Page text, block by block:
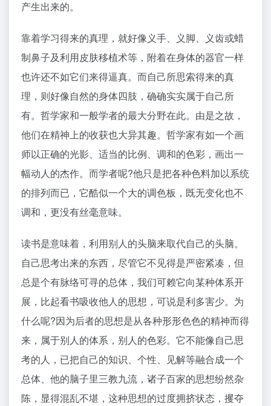
产生出来的。
靠着学习得来的真理，就好像义手、义脚、义齿或蜡
制鼻子及利用皮肤移植术等，附着在身体的器官一样
也许还不如它们来得逼真。而自己所思索得来的真
理，则好像自然的身体四肢，确确实实属于自己所
有。哲学家和一般学者的最大分野在此。由是之故，
他们在精神上的收获也大异其趣。哲学家有如一个画
师以正确的光影、适当的比例、调和的色彩，画出一
幅动人的杰作。而学者呢?他只是把各种色料加以系统
的排列而已，它酷似一个大的调色板，既无变化也不
调和，更没有丝毫意味。
读书是意味着，利用别人的头脑来取代自己的头脑。
自己思考出来的东西，尽管它不见得是严密紧凑，但
总是个有脉络可寻的总体，我们可赖它向某种体系开
展，比起看书吸收他人的思想，可说是利多害少。为
什么呢?因为后者的思想是从各种形形色色的精神而得
来，属于别人的体系，别人的色彩。它不能像自己思
考的人，已把自己的知识、个性、见解等融合成一个
总体、他的脑子里三教九流，诸子百家的思想纷然杂
陈，显得混乱不堪，这种思想的过度拥挤状态，攫夺